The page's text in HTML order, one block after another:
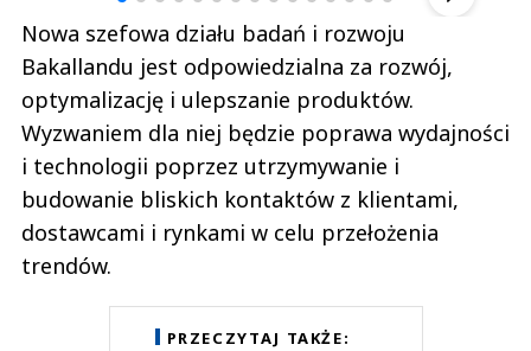
Nowa szefowa działu badań i rozwoju
Bakallandu jest odpowiedzialna za rozwój,
optymalizację i ulepszanie produktów.
Wyzwaniem dla niej będzie poprawa wydajności
i technologii poprzez utrzymywanie i
budowanie bliskich kontaktów z klientami,
dostawcami i rynkami w celu przełożenia
trendów.
PRZECZYTAJ TAKŻE: